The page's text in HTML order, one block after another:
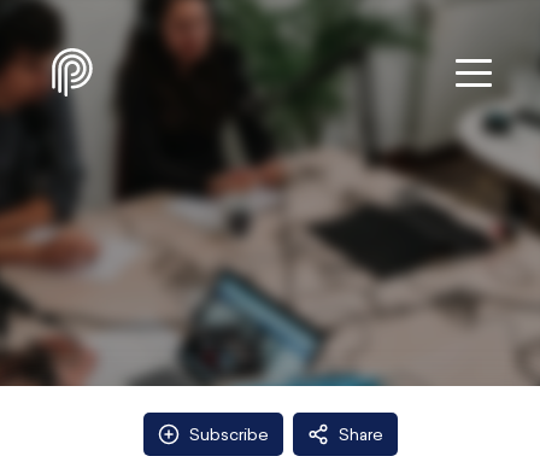
Subscribe Share